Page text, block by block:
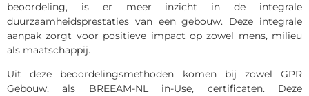
beoordeling, is er meer inzicht in de integrale
duurzaamheidsprestaties van een gebouw. Deze integrale
aanpak zorgt voor positieve impact op zowel mens, milieu
als maatschappij.
Uit deze beoordelingsmethoden komen bij zowel GPR
Gebouw, als BREEAM-NL in-Use, certificaten. Deze